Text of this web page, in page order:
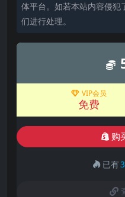
体平台。如若本站内容侵犯
们进行处理。
VIP会员
免费
购
已有